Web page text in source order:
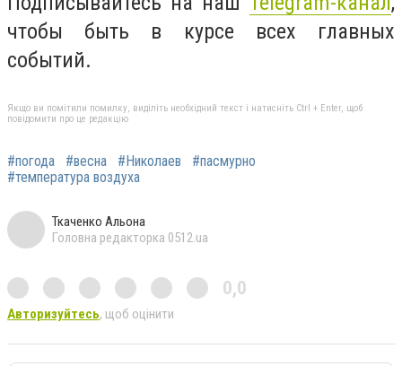
чтобы быть в курсе всех главных
событий.
Якщо ви помітили помилку, виділіть необхідний текст і натисніть Ctrl + Enter, щоб
повідомити про це редакцію
#погода #весна #Николаев
#пасмурно
#температура воздуха
Ткаченко Альона
Головна редакторка 0512.ua
0,0
Авторизуйтесь, щоб оцінити